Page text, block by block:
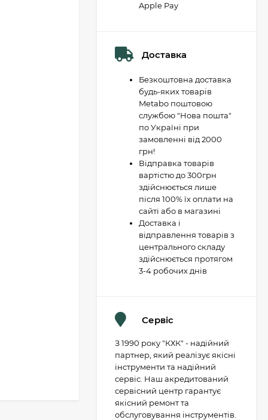
Apple Pay
Доставка
Безкоштовна доставка
будь-яких товарів
Metabo поштовою
службою "Нова пошта"
по Україні при
замовленні від 2000
грн!
Відправка товарів
вартістю до 300грн
здійснюється лише
після 100% їх оплати на
сайті або в магазині
Доставка і
відправлення товарів з
центрального складу
здійснюється протягом
3-4 робочих днів
Сервіс
З 1990 року "КХК" - надійний
партнер, який реалізує якісні
інструменти та надійний
сервіс. Наш акредитований
сервісний центр гарантує
якісний ремонт та
обслуговування інструментів.